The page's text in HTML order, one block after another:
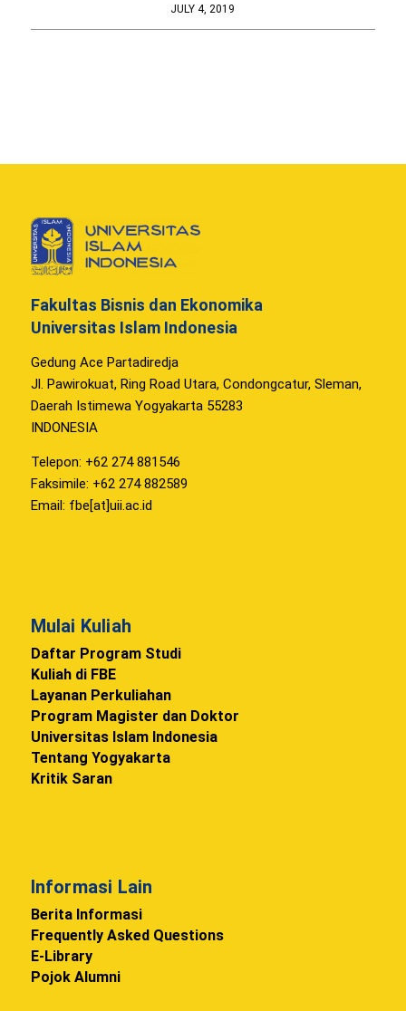
JULY 4, 2019
Fakultas Bisnis dan Ekonomika
Universitas Islam Indonesia
Gedung Ace Partadiredja
Jl. Pawirokuat, Ring Road Utara, Condongcatur, Sleman,
Daerah Istimewa Yogyakarta 55283
INDONESIA
Telepon: +62 274 881546
Faksimile: +62 274 882589
Email: fbe[at]uii.ac.id
Mulai Kuliah
Daftar Program Studi
Kuliah di FBE
Layanan Perkuliahan
Program Magister dan Doktor
Universitas Islam Indonesia
Tentang Yogyakarta
Kritik Saran
Informasi Lain
Berita Informasi
Frequently Asked Questions
E-Library
Pojok Alumni